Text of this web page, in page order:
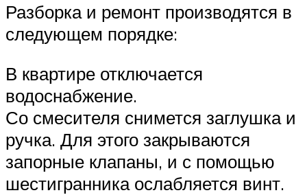
Разборка и ремонт производятся в
следующем порядке:
В квартире отключается
водоснабжение.
Со смесителя снимется заглушка и
ручка. Для этого закрываются
запорные клапаны, и с помощью
шестигранника ослабляется винт.